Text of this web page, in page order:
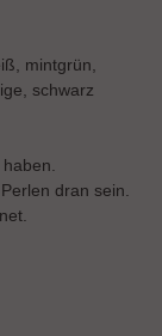
mintgrün,
schwarz
dran sein.